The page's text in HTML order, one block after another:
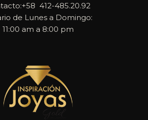
412-485.20.92
de Lunes a Domingo:
11:00 am a 8:00 pm